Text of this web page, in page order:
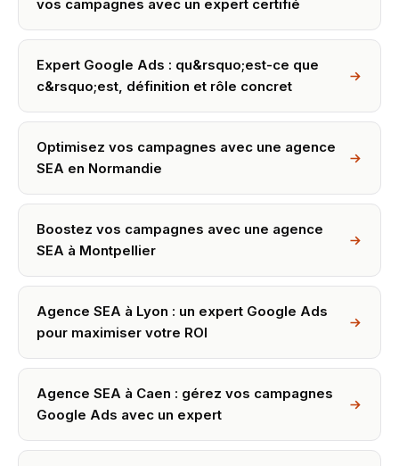
vos campagnes avec un expert certifié
Expert Google Ads : qu&rsquo;est-ce que
c&rsquo;est, définition et rôle concret
Optimisez vos campagnes avec une agence
SEA en Normandie
Boostez vos campagnes avec une agence
SEA à Montpellier
Agence SEA à Lyon : un expert Google Ads
pour maximiser votre ROI
Agence SEA à Caen : gérez vos campagnes
Google Ads avec un expert